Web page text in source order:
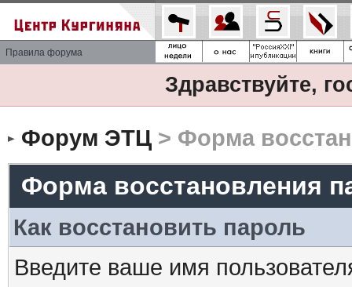
Правила форума
Здравствуйте,
Форум ЭТЦ> Форма
Форма восстановления
Как восстановить пароль
Введите ваше имя